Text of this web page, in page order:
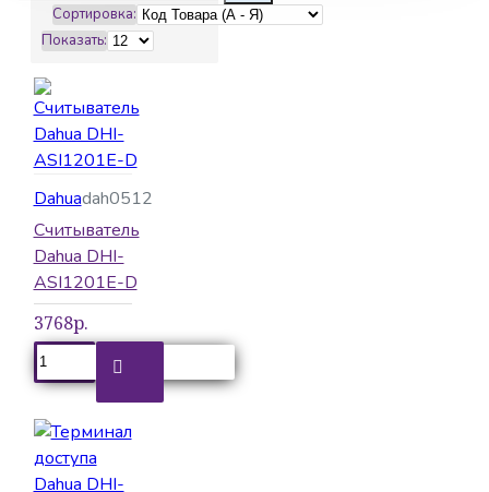
Smartec
True IP
Yli Electronic
БЛОКПОСТ
Релион
Ростов-Дон
ТривиТех
Сортировка:
Показать:
Dahuadah0512
Считыватель
Dahua DHI-
ASI1201E-D
3768р.